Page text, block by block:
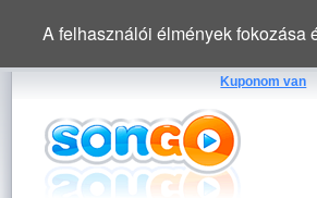
A felhasználói élmények
Kuponom van